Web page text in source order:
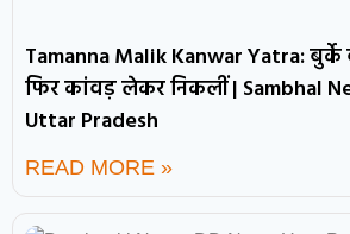
Tamanna Malik Kanwar Yatra: बुर्के
फिर कांवड़ लेकर निकलीं | Sambhal
Uttar Pradesh
READ MORE »